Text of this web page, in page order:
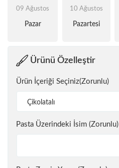
09 Ağustos
Pazar
10 Ağustos
Pazartesi
Ürünü Özelleştir
Ürün İçeriği Seçiniz(Zorunlu)
Çikolatalı
Pasta Üzerindeki İsim (Zorunlu)